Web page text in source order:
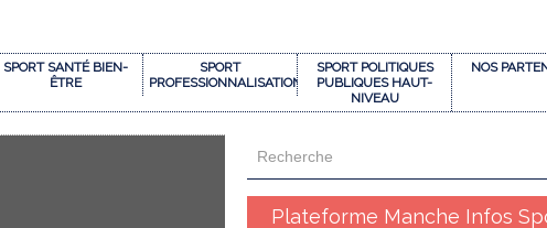
SPORT SANTÉ BIEN-
ÊTRE
SPORT
PROFESSIONNALISATION
SPORT POLITIQUES
PUBLIQUES HAUT-
NIVEAU
NOS
Plateforme Manche Infos